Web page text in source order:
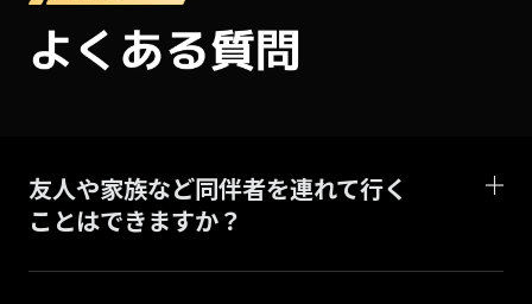
友人や家族など同伴者を連れて行く
ことはできますか？